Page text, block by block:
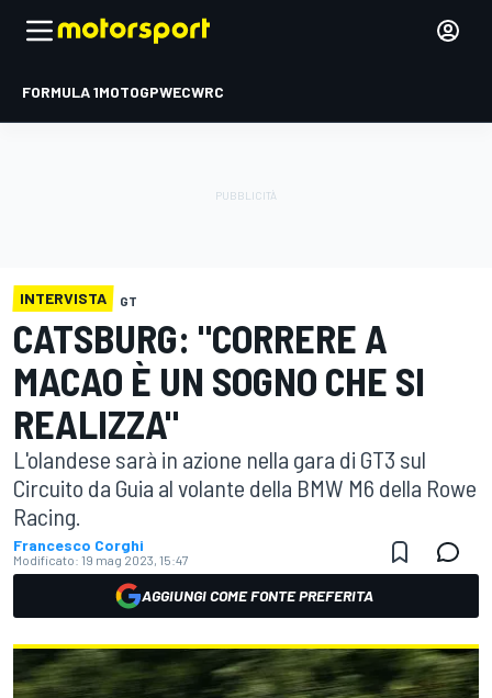
FORMULA 1MOTOGPWECWRC
INTERVISTA GT
CATSBURG: "CORRERE A
MACAO È UN SOGNO CHE SI
REALIZZA"
L'olandese sarà in azione nella gara di GT3 sul
Circuito da Guia al volante della BMW M6 della Rowe
Racing.
Francesco Corghi
Modificato: 19 mag 2023, 15:47
AGGIUNGI COME FONTE PREFERITA